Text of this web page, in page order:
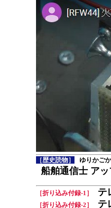
［歴史読物］ ゆりかご
船舶通信士 ア
［折り込み付録-1］
テ
［折り込み付録-2］ テ